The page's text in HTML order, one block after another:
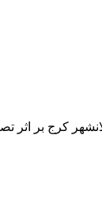
کرج بر اثر